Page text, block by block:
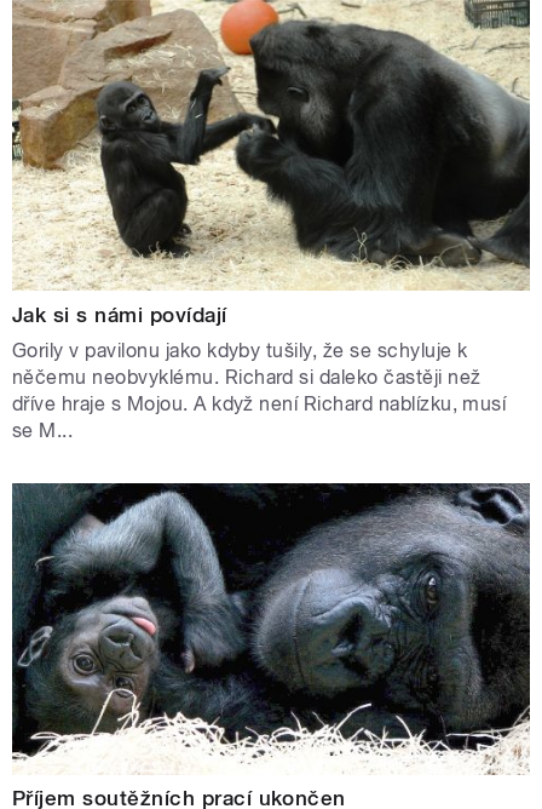
Jak si s námi povídají
Gorily v pavilonu jako kdyby tušily, že se schyluje k
něčemu neobvyklému. Richard si daleko častěji než
dříve hraje s Mojou. A když není Richard nablízku, musí
se M...
Příjem soutěžních prací ukončen